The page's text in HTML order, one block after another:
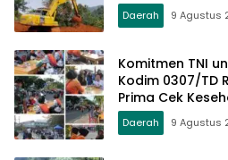
Daerah 9 Agustus
Komitmen TNI
Kodim 0307/TD
Prima Cek
Day Setiap
Daerah 9 Agustus